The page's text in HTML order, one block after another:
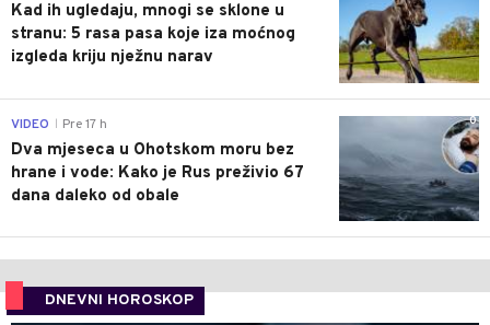
Kad ih ugledaju, mnogi se sklone u
stranu: 5 rasa pasa koje iza moćnog
izgleda kriju nježnu narav
0
VIDEO Pre 17 h
Dva mjeseca u Ohotskom moru bez
hrane i vode: Kako je Rus preživio 67
dana daleko od obale
DNEVNI HOROSKOP